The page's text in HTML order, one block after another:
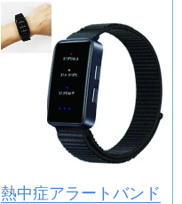
熱中症アラートバンド